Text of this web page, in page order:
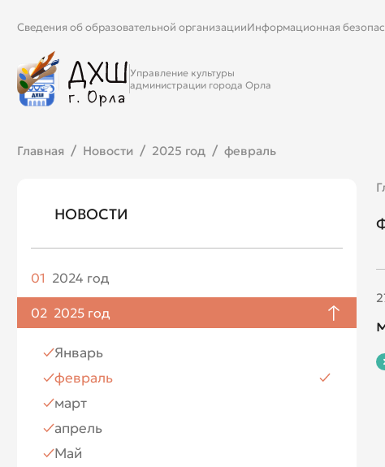
Сведения об образовательной организацииИнформационная
Управление культуры
администрации города Орла
Главная Новости 2025 год февраль
НОВОСТИ
01 2024 год
Апрель
Май
Июнь
Июль
Август
Ноябрь
Декабрь
02 2025 год
Январь
февраль
март
апрель
Май